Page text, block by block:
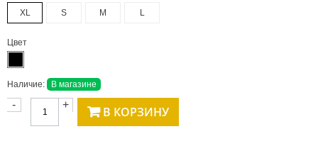
XL
S M L
Цвет
Наличие: В магазине
- + В КОРЗИНУ